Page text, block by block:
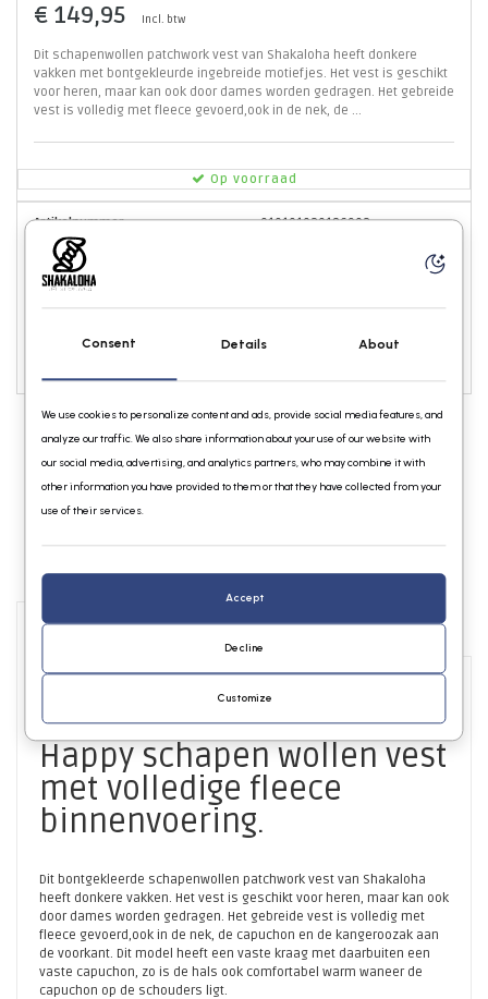
€ 149,95 Incl. btw
Dit schapenwollen patchwork vest van Shakaloha heeft donkere
vakken met bontgekleurde ingebreide motiefjes. Het vest is geschikt
voor heren, maar kan ook door dames worden gedragen. Het gebreide
vest is volledig met fleece gevoerd,ook in de nek, de ...
Op voorraad
Artikelnummer:
010101020186902
Maat:*
TOEVOEGEN AAN WINKELWAGEN
Info Reviews
Shakaloha Patchwork
Happy schapen wollen vest
met volledige fleece
binnenvoering.
Dit bontgekleerde schapenwollen patchwork vest van Shakaloha
heeft donkere vakken. Het vest is geschikt voor heren, maar kan ook
door dames worden gedragen. Het gebreide vest is volledig met
fleece gevoerd,ook in de nek, de capuchon en de kangeroozak aan
de voorkant. Dit model heeft een vaste kraag met daarbuiten een
vaste capuchon, zo is de hals ook comfortabel warm waneer de
capuchon op de schouders ligt.
Consent Details About
We use cookies to personalize content and ads, provide social media features, and
analyze our traffic. We also share information about your use of our website with
our social media, advertising, and analytics partners, who may combine it with
other information you have provided to them or that they have collected from your
use of their services.
Accept
Decline
Customize